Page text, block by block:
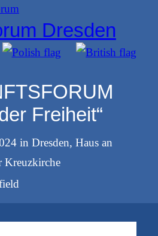
Dresden
Freiheit“
in Dresden, Haus an
Kreuzkirche